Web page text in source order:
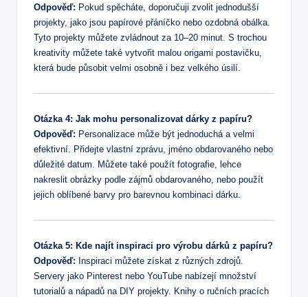
Odpověď: Pokud spěcháte, doporučuji zvolit jednodušší
projekty, jako jsou papírové přáníčko nebo ozdobná obálka.
Tyto projekty můžete zvládnout za 10–20 minut. S trochou
kreativity můžete také vytvořit malou origami postavičku,
která bude působit velmi osobně i bez velkého úsilí.
Otázka 4: Jak mohu personalizovat dárky z papíru?
Odpověď: Personalizace může být jednoduchá a velmi
efektivní. Přidejte vlastní zprávu, jméno obdarovaného nebo
důležité datum. Můžete také použít fotografie, lehce
nakreslit obrázky podle zájmů obdarovaného, nebo použít
jejich oblíbené barvy pro barevnou kombinaci dárku.
Otázka 5: Kde najít inspiraci pro výrobu dárků z papíru?
Odpověď: Inspiraci můžete získat z různých zdrojů.
Servery jako Pinterest nebo YouTube nabízejí množství
tutorialů a nápadů na DIY projekty. Knihy o ručních pracích